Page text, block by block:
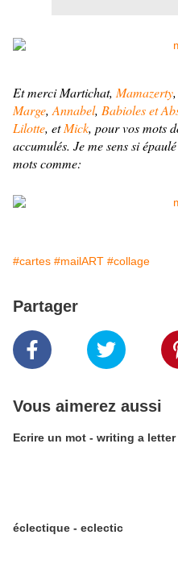
Et merci Martichat, Mamazerty,
Marge, Annabel, Babioles et
Lilotte, etMick, pour vos mots
accumulés. Je me sens si
mots comme:
#cartes #mailART #collage
Partager
Vous aimerez aussi
Ecrire un mot - writing a letter
éclectique - eclectic